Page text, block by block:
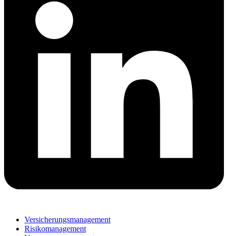
Versicherungsmanagement
Risikomanagement